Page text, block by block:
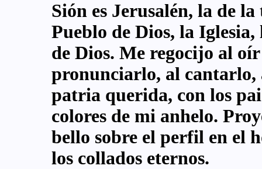
Sión es Jerusalén, la de
Pueblo de Dios, la
de Dios. Me regocijo al
pronunciarlo, al cantarlo,
patria querida, con los
colores de mi anhelo.
bello sobre el perfil en el
los collados eternos.